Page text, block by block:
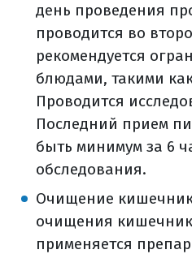
день проведения
проводится во
рекомендуется
блюдами, такими
Проводится
Последний прием
быть минимум за 6
обследования.
Очищение
очищения
применяется